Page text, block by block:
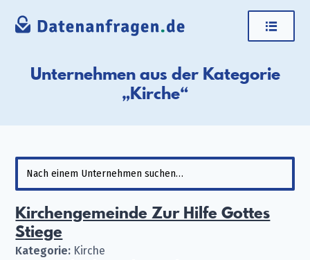
Unternehmen aus der Kategorie
„Kirche“
Kirchengemeinde Zur Hilfe Gottes
Stiege
Kategorie: Kirche